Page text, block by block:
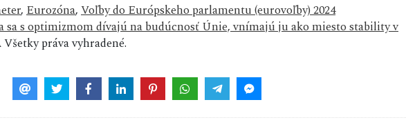
,Eurozóna,Voľby do Európskeho parlamentu (eurovoľby) 2024
sa s optimizmom dívajú na budúcnosť Únie, vnímajú ju ako miesto stability v
práva vyhradené.